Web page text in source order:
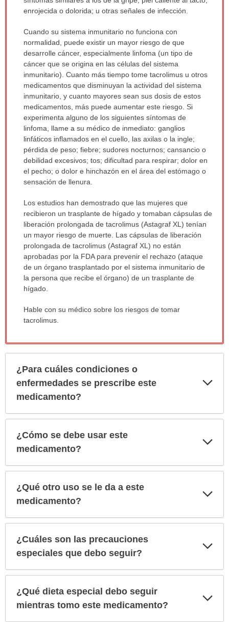
enrojecida o dolorida; u otras señales de infección.
Cuando su sistema inmunitario no funciona con
normalidad, puede existir un mayor riesgo de que
desarrolle cáncer, especialmente linfoma (un tipo de
cáncer que se origina en las células del sistema
inmunitario). Cuanto más tiempo tome tacrolimus u otros
medicamentos que disminuyan la actividad del sistema
inmunitario, y cuanto mayores sean sus dosis de estos
medicamentos, más puede aumentar este riesgo. Si
experimenta alguno de los siguientes síntomas de
linfoma, llame a su médico de inmediato: ganglios
linfáticos inflamados en el cuello, las axilas o la ingle;
pérdida de peso; fiebre; sudores nocturnos; cansancio o
debilidad excesivos; tos; dificultad para respirar; dolor en
el pecho; o dolor e hinchazón en el área del estómago o
sensación de llenura.
Los estudios han demostrado que las mujeres que
recibieron un trasplante de hígado y tomaban cápsulas de
liberación prolongada de tacrolimus (Astagraf XL) tenían
un mayor riesgo de muerte. Las cápsulas de liberación
prolongada de tacrolimus (Astagraf XL) no están
aprobadas por la FDA para prevenir el rechazo (ataque
de un órgano trasplantado por el sistema inmunitario de
la persona que recibe el órgano) de un trasplante de
hígado.
Hable con su médico sobre los riesgos de tomar
tacrolimus.
¿Para cuáles condiciones o
enfermedades se prescribe este
medicamento?
¿Cómo se debe usar este
medicamento?
¿Qué otro uso se le da a este
medicamento?
¿Cuáles son las precauciones
especiales que debo seguir?
¿Qué dieta especial debo seguir
mientras tomo este medicamento?